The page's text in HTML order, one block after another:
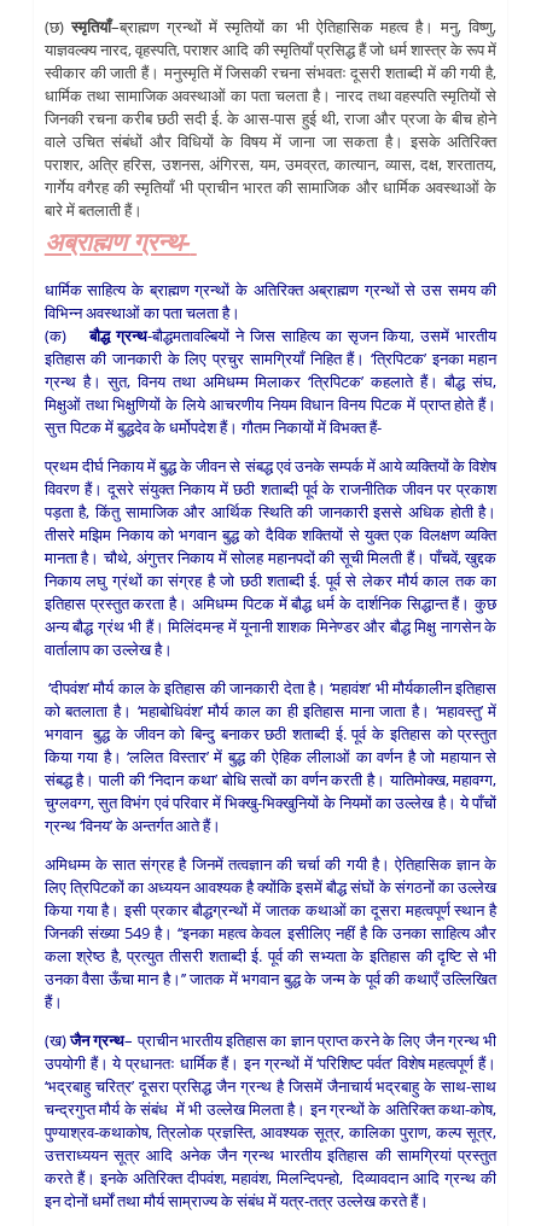
(छ)स्मृतियाँ–ब्राह्मण ग्रन्थों में स्मृतियों का भी ऐतिहासिक महत्व है। मनु, विष्णु,
याज्ञवल्क्य नारद, वृहस्पति, पराशर आदि की स्मृतियाँ प्रसिद्ध हैं जो धर्म शास्त्र के रूप में
स्वीकार की जाती हैं। मनुस्मृति में जिसकी रचना संभवतः दूसरी शताब्दी में की गयी है,
धार्मिक तथा सामाजिक अवस्थाओं का पता चलता है। नारद तथा वहस्पति स्मृतियों से
जिनकी रचना करीब छठी सदी ई. के आस-पास हुई थी, राजा और प्रजा के बीच होने
वाले उचित संबंधों और विधियों के विषय में जाना जा सकता है। इसके अतिरिक्त
पराशर, अत्रि हरिस, उशनस, अंगिरस, यम, उमव्रत, कात्यान, व्यास, दक्ष, शरतातय,
गार्गेय वगैरह की स्मृतियाँ भी प्राचीन भारत की सामाजिक और धार्मिक अवस्थाओं के
बारे में बतलाती हैं।
अब्राह्मण ग्रन्थ-
धार्मिक साहित्य के ब्राह्मण ग्रन्थों के अतिरिक्त अब्राह्मण ग्रन्थों से उस समय की
विभिन्न अवस्थाओं का पता चलता है।
(क)बौद्ध ग्रन्थ-बौद्धमतावल्बियों ने जिस साहित्य का सृजन किया, उसमें भारतीय
इतिहास की जानकारी के लिए प्रचुर सामग्रियाँ निहित हैं। ‘त्रिपिटक’ इनका महान
ग्रन्थ है। सुत, विनय तथा अमिधम्म मिलाकर ‘त्रिपिटक’ कहलाते हैं। बौद्ध संघ,
मिक्षुओं तथा भिक्षुणियों के लिये आचरणीय नियम विधान विनय पिटक में प्राप्त होते हैं।
सुत्त पिटक में बुद्धदेव के धर्मोपदेश हैं। गौतम निकायों में विभक्त हैं-
प्रथम दीर्घ निकाय में बुद्ध के जीवन से संबद्ध एवं उनके सम्पर्क में आये व्यक्तियों के विशेष
विवरण हैं। दूसरे संयुक्त निकाय में छठी शताब्दी पूर्व के राजनीतिक जीवन पर प्रकाश
पड़ता है, किंतु सामाजिक और आर्थिक स्थिति की जानकारी इससे अधिक होती है।
तीसरे मझिम निकाय को भगवान बुद्ध को दैविक शक्तियों से युक्त एक विलक्षण व्यक्ति
मानता है।चौथे, अंगुत्तर निकाय में सोलह महानपदों की सूची मिलती हैं। पाँचवें, खुद्दक
निकाय लघु ग्रंथों का संग्रह है जो छठी शताब्दी ई. पूर्व से लेकर मौर्य काल तक का
इतिहास प्रस्तुत करता है। अमिधम्म पिटक में बौद्ध धर्म के दार्शनिक सिद्धान्त हैं। कुछ
अन्य बौद्ध ग्रंथ भी हैं। मिलिंदमन्ह में यूनानी शाशक मिनेण्डर और बौद्ध मिक्षु नागसेन के
वार्तालाप का उल्लेख है।
‘दीपवंश’ मौर्य काल के इतिहास की जानकारी देता है। ‘महावंश’ भी मौर्यकालीन इतिहास
को बतलाता है। ‘महाबोधिवंश’ मौर्य काल का ही इतिहास माना जाता है। ‘महावस्तु’ में
भगवान बुद्ध के जीवन को बिन्दु बनाकर छठी शताब्दी ई. पूर्व के इतिहास को प्रस्तुत
किया गया है। ‘ललित विस्तार’ में बुद्ध की ऐहिक लीलाओं का वर्णन है जो महायान से
संबद्ध है। पाली की ‘निदान कथा’ बोधि सत्वों का वर्णन करती है। यातिमोक्ख, महावग्ग,
चुग्लवग्ग, सुत विभंग एवं परिवार में भिक्खु-भिक्खुनियों के नियमों का उल्लेख है। ये पाँचों
ग्रन्थ ‘विनय’ के अन्तर्गत आते हैं।
अमिधम्म के सात संग्रह है जिनमें तत्वज्ञान की चर्चा की गयी है। ऐतिहासिक ज्ञान के
लिए त्रिपिटकों का अध्ययन आवश्यक है क्योंकि इसमें बौद्ध संघों के संगठनों का उल्लेख
किया गया है। इसी प्रकार बौद्धग्रन्थों में जातक कथाओं का दूसरा महत्वपूर्ण स्थान है
जिनकी संख्या 549 है। ‘‘इनका महत्व केवल इसीलिए नहीं है कि उनका साहित्य और
कला श्रेष्ठ है, प्रत्युत तीसरी शताब्दी ई. पूर्व की सभ्यता के इतिहास की दृष्टि से भी
उनका वैसा ऊँचा मान है।’’ जातक में भगवान बुद्ध के जन्म के पूर्व की कथाएँ उल्लिखित
हैं।
(ख)जैन ग्रन्थ– प्राचीन भारतीय इतिहास का ज्ञान प्राप्त करने के लिए जैन ग्रन्थ भी
उपयोगी हैं। ये प्रधानतः धार्मिक हैं। इन ग्रन्थों में ‘परिशिष्ट पर्वत’ विशेष महत्वपूर्ण हैं।
‘भद्रबाहु चरित्र’ दूसरा प्रसिद्ध जैन ग्रन्थ है जिसमें जैनाचार्य भद्रबाहु के साथ-साथ
चन्द्रगुप्त मौर्य के संबंध में भी उल्लेख मिलता है। इन ग्रन्थों के अतिरिक्त कथा-कोष,
पुण्याश्रव-कथाकोष, त्रिलोक प्रज्ञस्ति, आवश्यक सूत्र, कालिका पुराण, कल्प सूत्र,
उत्तराध्ययन सूत्र आदि अनेक जैन ग्रन्थ भारतीय इतिहास की सामग्रियां प्रस्तुत
करते हैं। इनके अतिरिक्त दीपवंश, महावंश, मिलन्दिपन्हो, दिव्यावदान आदि ग्रन्थ की
इन दोनों धर्मों तथा मौर्य साम्राज्य के संबंध में यत्र-तत्र उल्लेख करते हैं।